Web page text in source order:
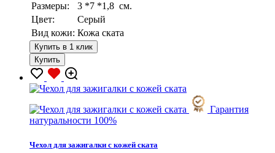
Размеры:
3 *7 *1,8 см.
Цвет:
Серый
Вид кожи: Кожа ската
Купить в 1 клик
Купить
Гарантия
натуральности 100%
Чехол для зажигалки с кожей ската